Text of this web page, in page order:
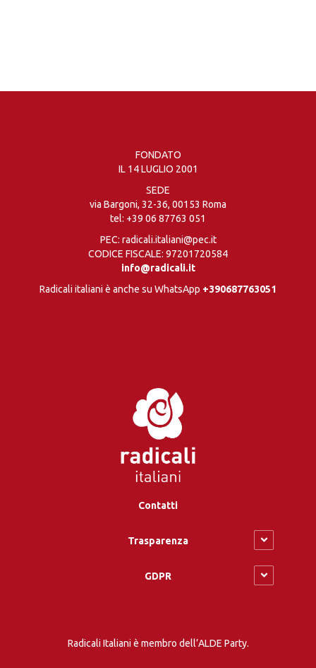
FONDATO
IL 14 LUGLIO 2001
SEDE
via Bargoni, 32-36, 00153 Roma
tel: +39 06 87763 051
PEC: radicali.italiani@pec.it
CODICE FISCALE: 97201720584
info@radicali.it
Radicali italiani è anche su WhatsApp +390687763051
Contatti
Trasparenza
GDPR
Radicali Italiani è membro dell’ALDE Party.